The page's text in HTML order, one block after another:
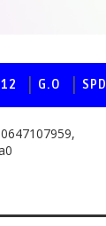
12 G.O SPD